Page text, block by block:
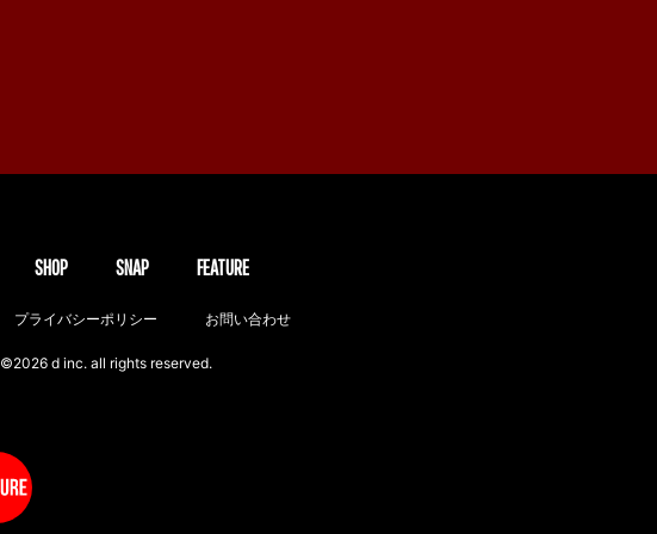
SHOP SNAP FEATURE
プライバシーポリシー お問い合わせ
©2026 d inc. all rights reserved.